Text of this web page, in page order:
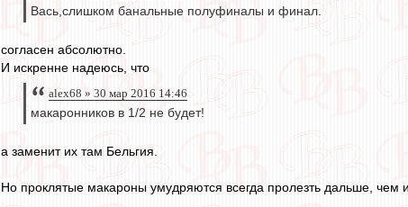
Вась,слишком банальные полуфиналы и финал.
согласен абсолютно.
И искренне надеюсь, что
alex68 » 30 мар 2016 14:46
макаронников в 1/2 не будет!
а заменит их там Бельгия.
Но проклятые макароны умудряются всегда пролезть дальше, чем